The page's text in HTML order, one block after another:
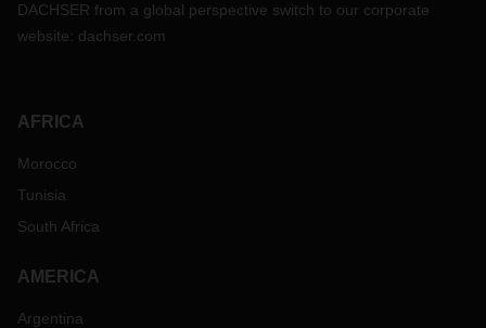
DACHSER from a global perspective switch to our corporate
website: dachser.com
AFRICA
Morocco
Tunisia
South Africa
AMERICA
Argentina